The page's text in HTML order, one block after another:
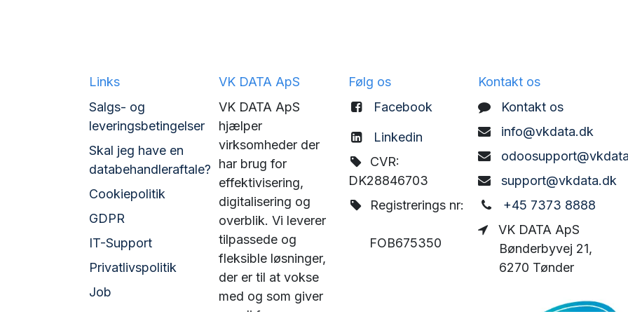
Følg os
Facebook
Linkedin
CVR:
DK28846703
Registrerings nr:
FOB675350
Kontakt os
Kontakt os
info@vkdata.dk
support@vkdata.dk
+45 7373 8888
VK DATA ApS
Bønderbyvej 21,
6270 Tønder
Links
Salgs- og
leveringsbetingelser
Skal jeg have en
databehandleraftale?
Cookiepolitik
GDPR
IT-Support
Privatlivspolitik
Job
VK DATA ApS
VK DATA ApS
hjælper
virksomheder der
har brug for
effektivisering,
digitalisering og
overblik. Vi leverer
tilpassede og
fleksible løsninger,
der er til at vokse
med og som giver